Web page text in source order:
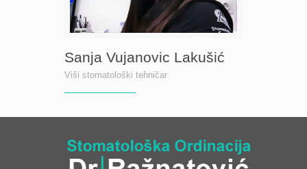
Sanja Vujanovic Lakušić
Viši stomatološki tehničar